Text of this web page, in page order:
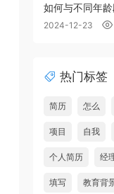
如何与不同年
2024-12-23
热门标签
简历 怎么
项目 自我
个人简历 经
填写 教育背